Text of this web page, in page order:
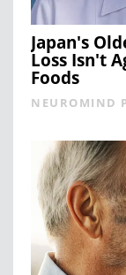
Japan's
Loss Isn't
Foods
NEUROMIND